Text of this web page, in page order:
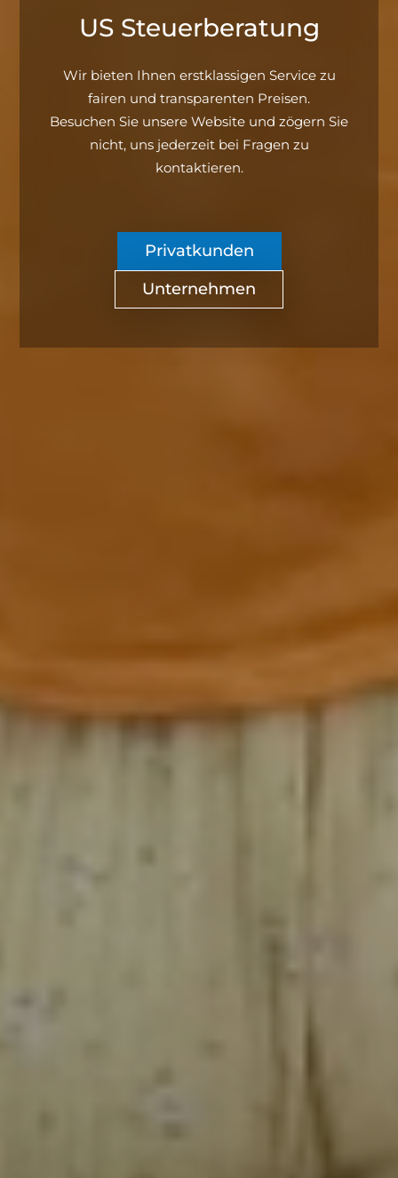
US Steuerberatung
Wir bieten Ihnen erstklassigen Service zu
fairen und transparenten Preisen.
Besuchen Sie unsere Website und zögern Sie
nicht, uns jederzeit bei Fragen zu
kontaktieren.
Privatkunden
Unternehmen